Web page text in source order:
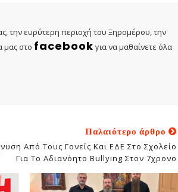
την ευρύτερη περιοχή του Ξηρομέρου, την
μας στο facebook για να μαθαίνετε όλα
Παλαιότερο άρθρο
Από Τους Γονείς Και ΕΔΕ Στο Σχολείο
Για Το Αδιανόητο Bullying Στον 7χρονο